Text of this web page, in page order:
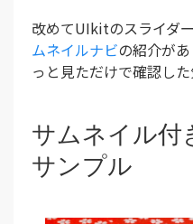
改めてUIkitのスライダ
ムネイルナビの紹介が
っと見ただけで確認した
サムネイル付
サンプル